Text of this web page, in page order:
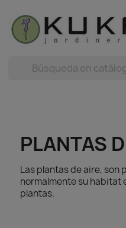


PLANTAS
Las plantas de aire, son
normalmente su habitat
plantas.